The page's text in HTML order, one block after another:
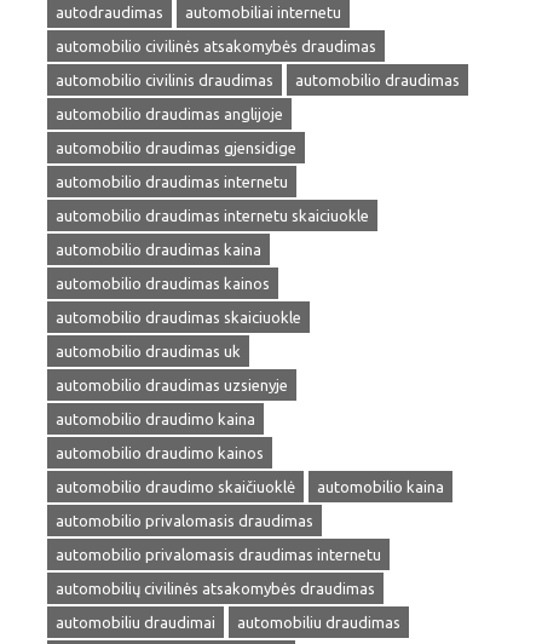
autodraudimas
automobiliai internetu
automobilio civilinės atsakomybės draudimas
automobilio civilinis draudimas
automobilio draudimas
automobilio draudimas anglijoje
automobilio draudimas gjensidige
automobilio draudimas internetu
automobilio draudimas internetu skaiciuokle
automobilio draudimas kaina
automobilio draudimas kainos
automobilio draudimas skaiciuokle
automobilio draudimas uk
automobilio draudimas uzsienyje
automobilio draudimo kaina
automobilio draudimo kainos
automobilio draudimo skaičiuoklė
automobilio kaina
automobilio privalomasis draudimas
automobilio privalomasis draudimas internetu
automobilių civilinės atsakomybės draudimas
automobiliu draudimai
automobiliu draudimas